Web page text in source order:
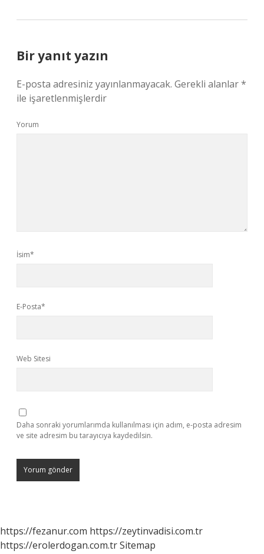
Bir yanıt yazın
E-posta adresiniz yayınlanmayacak. Gerekli alanlar*
ile işaretlenmişlerdir
Yorum
İsim*
E-Posta*
Web Sitesi
Daha sonraki yorumlarımda kullanılması için adım, e-posta adresim
ve site adresim bu tarayıcıya kaydedilsin.
https://fezanur.com https://zeytinvadisi.com.tr
https://erolerdogan.com.trSitemap